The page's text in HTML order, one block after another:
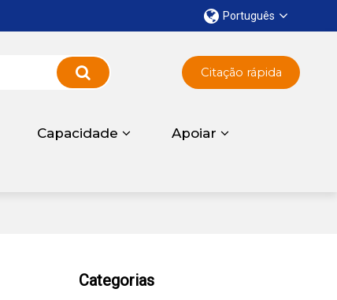
Português
Capacidade Apoiar
Citação rápida
Categorias